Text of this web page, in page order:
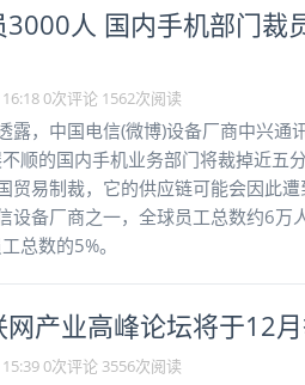
人 国内手机部门裁
0次评论 1562次阅读
露，中国电信(微博)设备厂商中兴通
顺的国内手机业务部门将裁掉近五分
贸易制裁，它的供应链可能会因此遭
设备厂商之一，全球员工总数约6万
总数的5%。
产业高峰论坛将于12
0次评论 3556次阅读